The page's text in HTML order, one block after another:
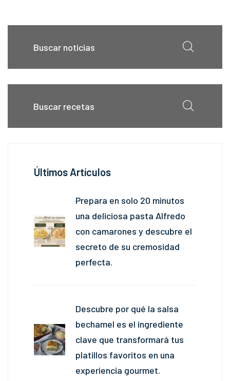
Últimos Artículos
Prepara en solo 20 minutos
una deliciosa pasta Alfredo
con camarones y descubre el
secreto de su cremosidad
perfecta.
Descubre por qué la salsa
bechamel es el ingrediente
clave que transformará tus
platillos favoritos en una
experiencia gourmet.